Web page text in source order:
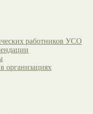
работников УСО
организациях